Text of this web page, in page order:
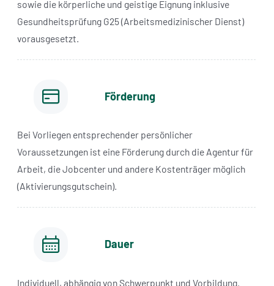
sowie die körperliche und geistige Eignung inklusive
Gesundheitsprüfung G25 (Arbeitsmedizinischer Dienst)
vorausgesetzt.
Förderung
Bei Vorliegen entsprechender persönlicher
Voraussetzungen ist eine Förderung durch die Agentur für
Arbeit, die Jobcenter und andere Kostenträger möglich
(Aktivierungsgutschein).
Dauer
Individuell, abhängig von Schwerpunkt und Vorbildung.